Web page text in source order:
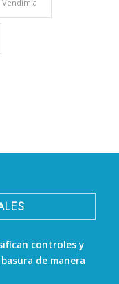
Vendimia
controles y
de manera